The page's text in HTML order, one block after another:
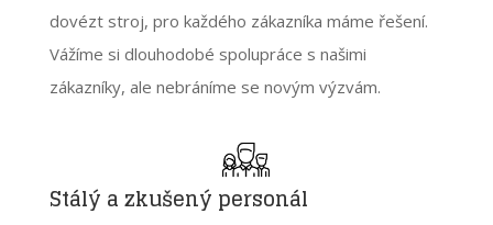
dovézt stroj, pro každého zákazníka máme řešení.
Vážíme si dlouhodobé spolupráce s našimi
zákazníky, ale nebráníme se novým výzvám.
Stálý a zkušený personál